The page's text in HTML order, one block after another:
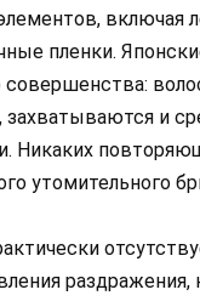
включая
пленки.
совершенства:
захватываются и
Никаких
утомительного
раздражения,